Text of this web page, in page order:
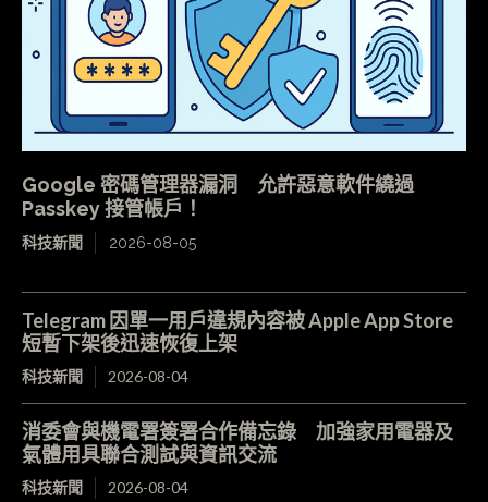
Google 密碼管理器漏洞 允許惡意軟件繞過
Passkey 接管帳戶！
科技新聞 2026-08-05
Telegram 因單一用戶違規內容被 Apple App Store
短暫下架後迅速恢復上架
科技新聞 2026-08-04
消委會與機電署簽署合作備忘錄 加強家用電器及
氣體用具聯合測試與資訊交流
科技新聞 2026-08-04